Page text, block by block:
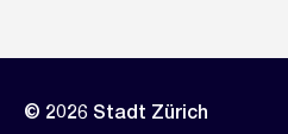
© 2026 Stadt Zürich